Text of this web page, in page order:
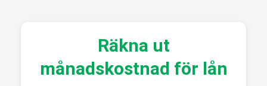
Räkna ut
månadskostnad för lån